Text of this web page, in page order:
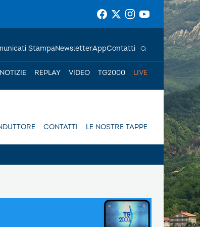
NOTIZIE REPLAY VIDEO TG2000 LIVE
StampaNewsletterAppContatti
CONTATTI LE NOSTRE TAPPE